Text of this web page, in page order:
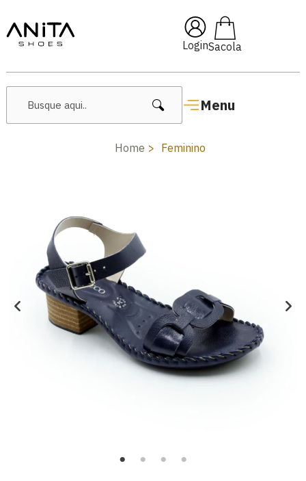
Login
Menu
🔥 Lançamentos Femininos
Home Feminino